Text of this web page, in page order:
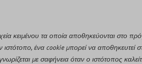
κειμένου τα οποία αποθηκεύονται
ένα cookie μπορεί να αποθηκευτεί
με σαφήνεια όταν ο ιστότοπος